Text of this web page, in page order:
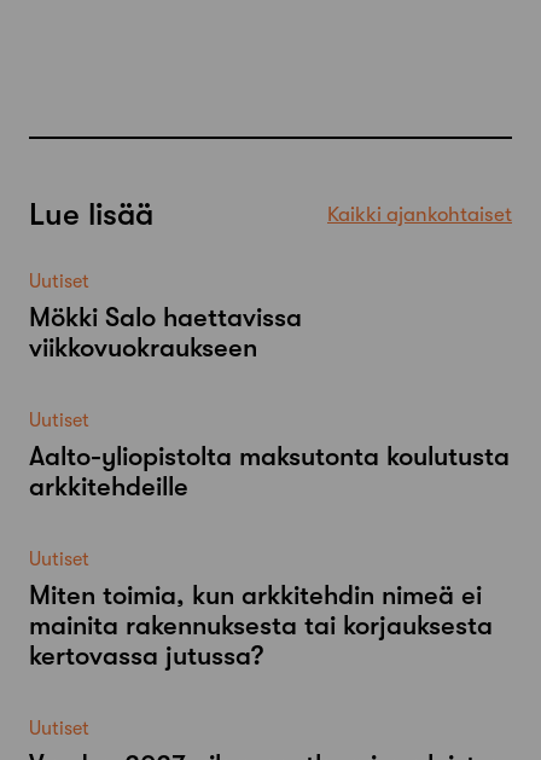
Lue lisää Kaikki ajankohtaiset
Uutiset
Mökki Salo haettavissa
viikkovuokraukseen
Uutiset
Aalto-​yliopistolta maksutonta koulutusta
arkkitehdeille
Uutiset
Miten toimia, kun arkkitehdin nimeä ei
mainita rakennuksesta tai korjauksesta
kertovassa jutussa?
Uutiset